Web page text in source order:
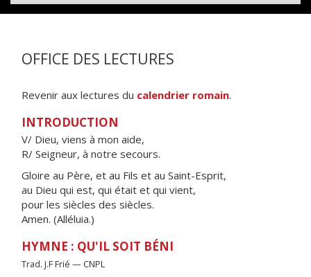
OFFICE DES LECTURES
Revenir aux lectures du calendrier romain.
INTRODUCTION
V/ Dieu, viens à mon aide,
R/ Seigneur, à notre secours.
Gloire au Père, et au Fils et au Saint-Esprit,
au Dieu qui est, qui était et qui vient,
pour les siècles des siècles.
Amen. (Alléluia.)
HYMNE : QU'IL SOIT BÉNI
Trad. J.F Frié — CNPL